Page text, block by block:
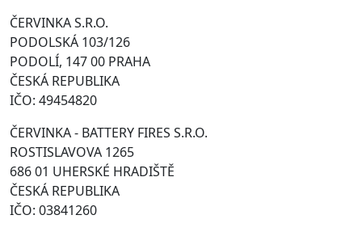
ČERVINKA S.R.O.
PODOLSKÁ 103/126
PODOLÍ, 147 00 PRAHA
ČESKÁ REPUBLIKA
IČO: 49454820
ČERVINKA - BATTERY FIRES S.R.O.
ROSTISLAVOVA 1265
686 01 UHERSKÉ HRADIŠTĚ
ČESKÁ REPUBLIKA
IČO: 03841260